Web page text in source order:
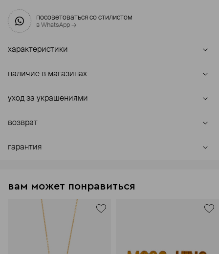
посоветоваться со стилистом
в WhatsApp →
характеристики
наличие в магазинах
уход за украшениями
возврат
гарантия
вам может понравиться